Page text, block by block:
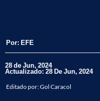
Por: EFE
28 de Jun, 2024
Actualizado: 28 De Jun, 2024
Editado por:Gol Caracol